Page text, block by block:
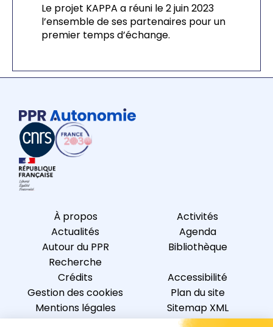
Le projet KAPPA a réuni le 2 juin 2023
l’ensemble de ses partenaires pour un
premier temps d’échange.
À propos
Actualités
Autour du PPR
Recherche
Activités
Agenda
Bibliothèque
Crédits
Gestion des cookies
Mentions légales
Protections des
Accessibilité
Plan du site
Sitemap XML
Flux RSS